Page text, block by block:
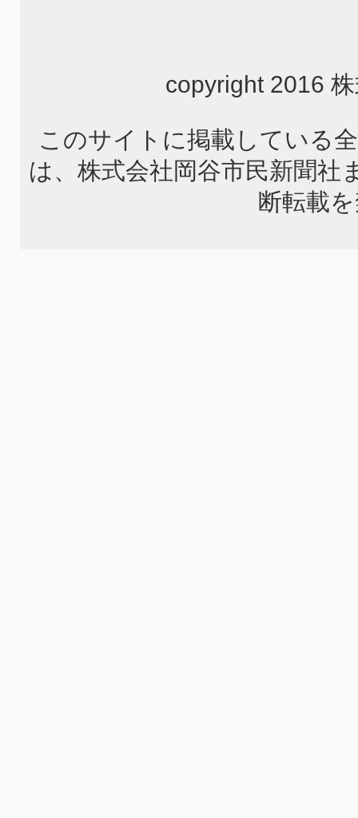
copyright 2016
このサイトに掲載している
は、株式会社岡谷市民新聞社
断転載